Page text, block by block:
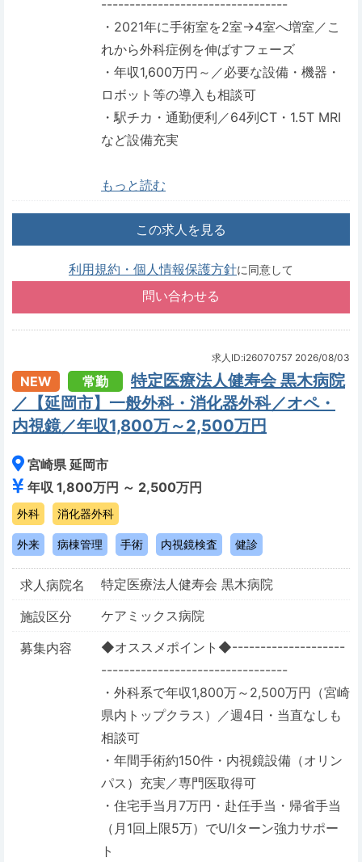
---------------------------------
・2021年に手術室を2室→4室へ増室／こ
れから外科症例を伸ばすフェーズ
・年収1,600万円～／必要な設備・機器・
ロボット等の導入も相談可
・駅チカ・通勤便利／64列CT・1.5T MRI
など設備充実
もっと読む
この求人を見る
利用規約・個人情報保護方針に同意して
求人ID:i26070757 2026/08/03
NEW 常勤
特定医療法人健寿会 黒木病院
／【延岡市】一般外科・消化器外科／オペ・
内視鏡／年収1,800万～2,500万円
宮崎県 延岡市
年収 1,800万円 ～ 2,500万円
外科 消化器外科
外来 病棟管理 手術 内視鏡検査 健診
求人病院名
特定医療法人健寿会 黒木病院
施設区分
ケアミックス病院
募集内容
◆オススメポイント◆--------------------
---------------------------------
・外科系で年収1,800万～2,500万円（宮崎
県内トップクラス）／週4日・当直なしも
相談可
・年間手術約150件・内視鏡設備（オリン
パス）充実／専門医取得可
・住宅手当月7万円・赴任手当・帰省手当
（月1回上限5万）でU/Iターン強力サポー
ト